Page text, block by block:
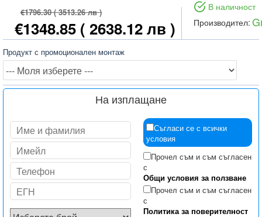
€1796.30( 3513.26 лв )
€1348.85 ( 2638.12 лв )
В наличност
Производител:
Продукт с промоционален монтаж
На изплащане
Съгласи се с всички
условия
Прочел съм и съм съгласен
с
Общи условия за ползване
Прочел съм и съм съгласен
с
Политика за поверителност